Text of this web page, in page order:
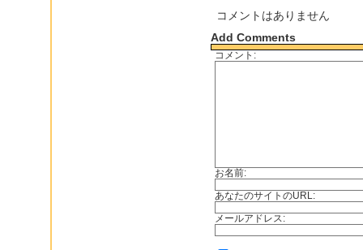
コメントはありません
Add Comments
コメント:
お名前:
あなたのサイトのURL:
メールアドレス: